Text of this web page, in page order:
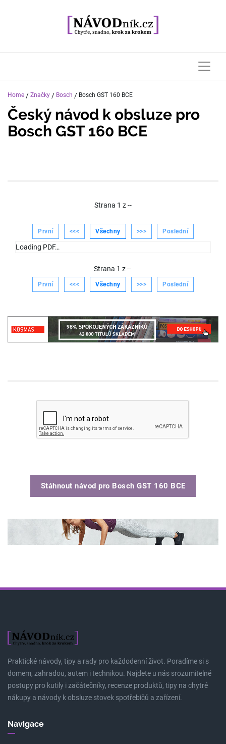
Home / Značky / Bosch / Bosch GST 160 BCE
Český návod k obsluze pro
Bosch GST 160 BCE
Strana 1 z--
První <<< Všechny >>> Poslední
Loading PDF…
Strana 1 z--
První <<< Všechny >>> Poslední
Stáhnout návod pro Bosch GST 160 BCE
Praktické návody, tipy a rady pro každodenní život. Poradíme si s
domem, zahradou, autem i technikou. Najdete u nás srozumitelné
postupy pro kutily i začátečníky, recenze produktů, tipy na chytré
nákupy a návody k obsluze stovek spotřebičů a zařízení.
Navigace